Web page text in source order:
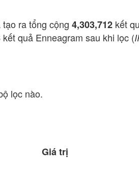
tạo ra tổng cộng 4,303,712 kết
kết quả Enneagram sau khi lọc (
lọc nào.
Giá trị